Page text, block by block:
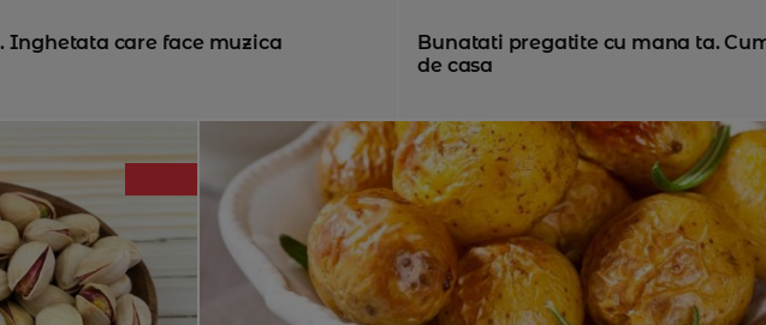
Inghetata care face muzica
Bunatati pregatite cu mana ta.
de casa